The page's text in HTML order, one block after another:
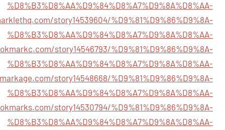
%D8%B3%D8%AA%D9%84%D8%A7%D9%8A%D8%AA-
story14539604/%D9%81%D9%86%D9%8A-
%D8%B3%D8%AA%D9%84%D8%A7%D9%8A%D8%AA-
story14546793/%D9%81%D9%86%D9%8A-
%D8%B3%D8%AA%D9%84%D8%A7%D9%8A%D8%AA-
story14548668/%D9%81%D9%86%D9%8A-
%D8%B3%D8%AA%D9%84%D8%A7%D9%8A%D8%AA-
story14530794/%D9%81%D9%86%D9%8A-
%D8%B3%D8%AA%D9%84%D8%A7%D9%8A%D8%AA-